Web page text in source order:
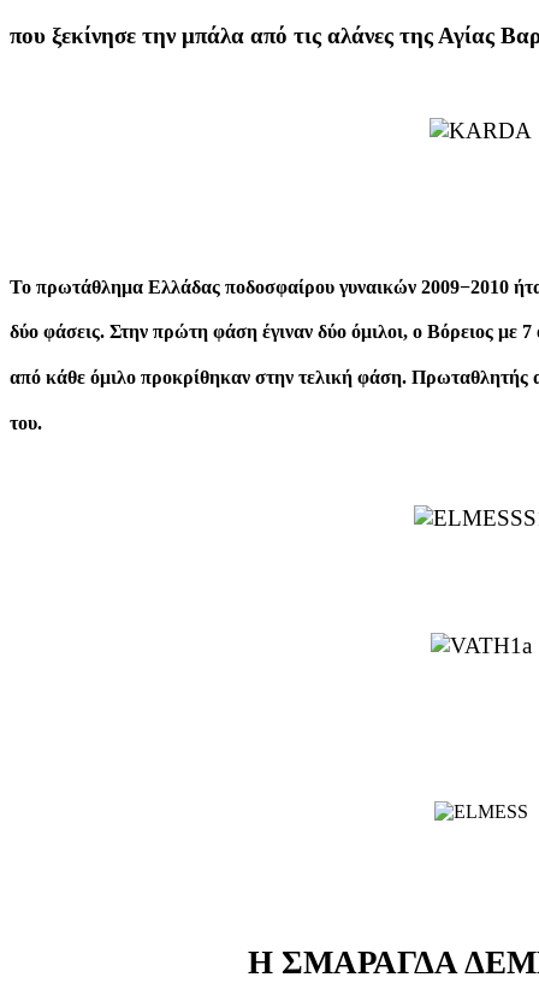
που ξεκίνησε την μπάλα από τις αλάνες της Αγίας
Το πρωτάθλημα Ελλάδας ποδοσφαίρου γυναικών 2009−2010
δύο φάσεις. Στην πρώτη φάση έγιναν δύο όμιλοι, ο Βόρειος με
από κάθε όμιλο προκρίθηκαν στην τελική φάση.
του.
Η ΣΜΑΡΑΓΔΑ